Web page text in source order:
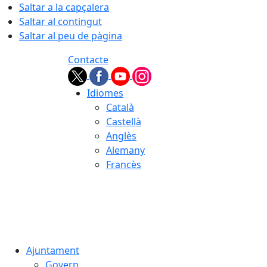
Saltar a la capçalera
Saltar al contingut
Saltar al peu de pàgina
Contacte
Idiomes
Català
Castellà
Anglès
Alemany
Francès
Ajuntament